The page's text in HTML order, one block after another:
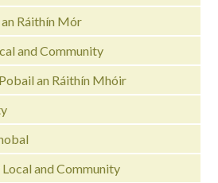
Ráithín Mór
and Community
an Ráithín Mhóir
and Community